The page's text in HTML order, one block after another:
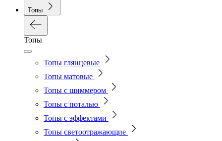
Топы
Топы
Топы глянцевые
Топы матовые
Топы с шиммером
Топы с поталью
Топы с эффектами
Топы светоотражающие